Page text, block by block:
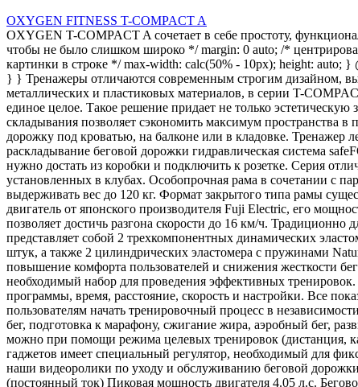
OXYGEN FITNESS T-COMPACT A
OXYGEN T-COMPACT A сочетает в себе простоту,
чтобы не было слишком широко */ margin: 0 auto; /*
картинки в строке */ max-width: calc(50% - 10px); height:
} } Тренажеры отличаются современным строгим дизайном,
металлических и пластиковых материалов, в серии T-
единое целое. Такое решение придает не только
складывания позволяет сэкономить максимум пространства
дорожку под кроватью, на балконе или в кладовке. Тренажер
раскладывание беговой дорожки гидравлическая система
нужно достать из коробки и подключить к розетке. Серия
установленных в клубах. Особопрочная рама в сочетании с
выдерживать вес до 120 кг. Формат закрытого типа рамы
двигатель от японского производителя Fuji Electric, его
позволяет достичь разгона скорости до 16 км/ч.
представляет собой 2 трехкомпонентных динамических
штук, а также 2 цилиндрических эластомера с пружинами
повышение комфорта пользователей и снижения жесткости
необходимый набор для проведения эффективных
программы, время, расстояние, скорость и настройки. Все
пользователям начать тренировочный процесс в
бег, подготовка к марафону, сжигание жира, аэробный бег,
можно при помощи режима целевых тренировок (дистанция,
гаджетов имеет специальный регулятор, необходимый для
наши видеоролики по уходу и обслуживанию беговой
(постоянный ток) Пиковая мощность двигателя 4.05 л.с.